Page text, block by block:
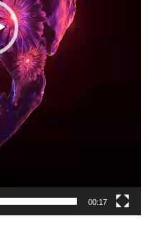
00:17